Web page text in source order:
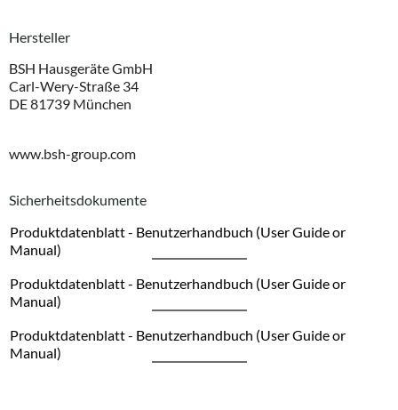
Hersteller
BSH Hausgeräte GmbH
Carl-Wery-Straße 34
DE 81739 München
www.bsh-group.com
Sicherheitsdokumente
Produktdatenblatt - Benutzerhandbuch (User Guide or
Manual)
Produktdatenblatt - Benutzerhandbuch (User Guide or
Manual)
Produktdatenblatt - Benutzerhandbuch (User Guide or
Manual)